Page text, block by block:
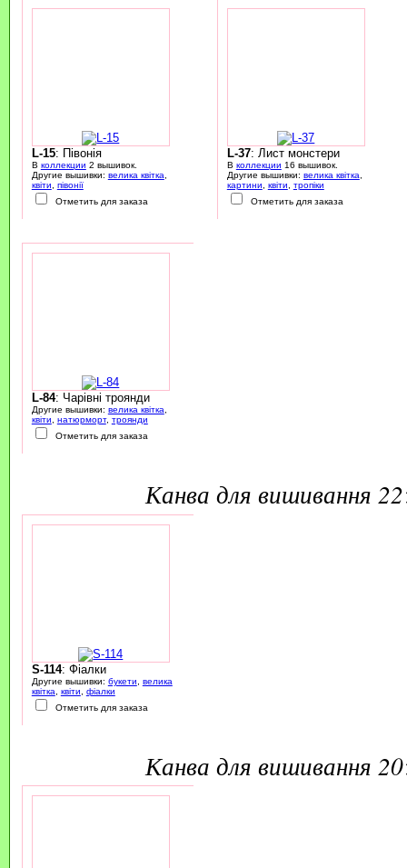
L-15: Півонія
В коллекции 2 вышивок.
Другие вышивки: велика квітка
квіти
півонії
Отметить для заказа
L-37: Лист монстери
В коллекции 16 вышивок.
Другие вышивки: велика квітка
картини
квіти
тропіки
Отметить для заказа
L-84: Чарівні троянди
Другие вышивки: велика квітка
квіти
натюрморт, троянди
Отметить для заказа
канва для вишивання
S-114: Фіалки
Другие вышивки: букети
велика
квітка
квіти
фіалки
Отметить для заказа
канва для вишивання